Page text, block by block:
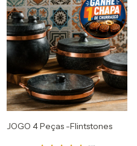
JOGO 4 Peças -Flintstones